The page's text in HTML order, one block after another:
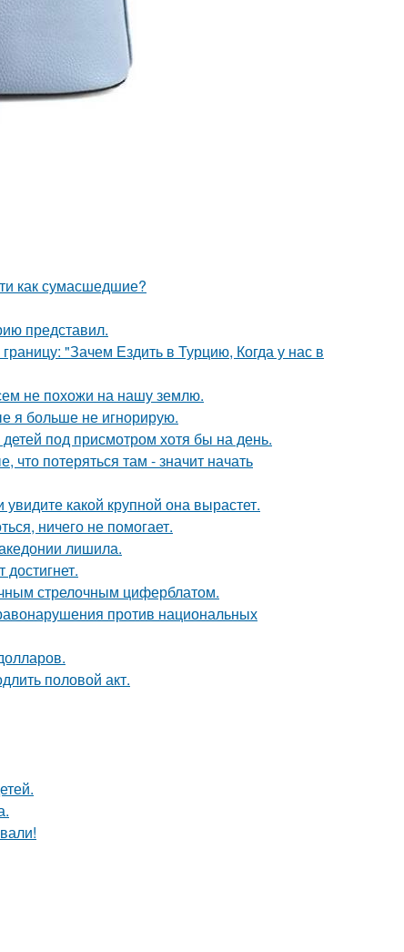
как сумасшедшие?
представил.
"Зачем Ездить в Турцию, Когда у нас в
не похожи на нашу землю.
я больше не игнорирую.
под присмотром хотя бы на день.
потеряться там - значит начать
какой крупной она вырастет.
ничего не помогает.
лишила.
стрелочным циферблатом.
против национальных
половой акт.